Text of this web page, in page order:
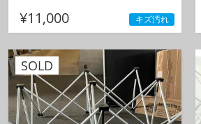
¥11,000 キズ汚れ
SOLD